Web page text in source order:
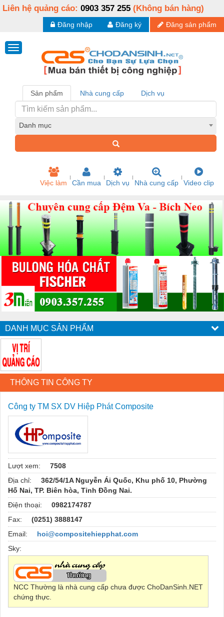
Liên hệ quảng cáo: 0903 357 255 (Không bán hàng)
Đăng sản phẩm
Đăng ký
Đăng nhập
Sản phẩm Nhà cung cấp Dịch vụ
Danh mục
Việc làm Cần mua Dịch vụ Nhà cung cấp Video clip
DANH MỤC SẢN PHẨM
THÔNG TIN CÔNG TY
Công ty TM SX DV Hiệp Phát Composite
Lượt xem:
7508
Địa chỉ:
362/54/1A Nguyễn Ái Quốc, Khu phố 10, Phường
Hố Nai, TP. Biên hòa, Tỉnh Đồng Nai.
Điện thoại:
0982174787
Fax:
(0251) 3888147
Email:
hoi@compositehiepphat.com
Sky:
NCC Thường là nhà cung cấp chưa được ChoDanSinh.NET
chứng thực.